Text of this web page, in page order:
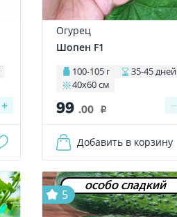
+
Огурец
Шопен F1
100-105 г
35-45 дней
40х60 см
99 .00 i −
Добавить в корзину
особо сладкий
5